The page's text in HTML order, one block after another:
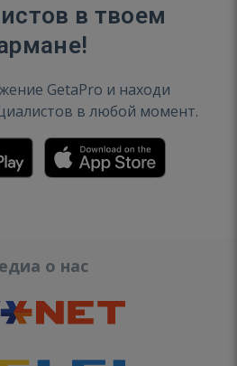
в твоем
GetaPro и находи
в любой момент.
о нас